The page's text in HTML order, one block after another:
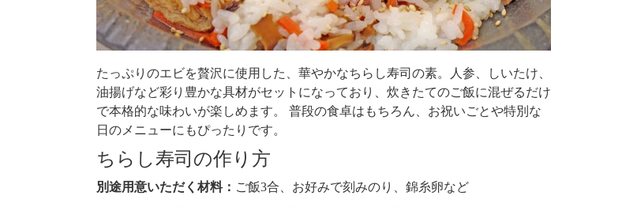
たっぷりのエビを贅沢に使用した、華やかなちらし寿司の素。人参、しいたけ、
油揚げなど彩り豊かな具材がセットになっており、炊きたてのご飯に混ぜるだけ
で本格的な味わいが楽しめます。 普段の食卓はもちろん、お祝いごとや特別な
日のメニューにもぴったりです。
ちらし寿司の作り方
別途用意いただく材料： ご飯3合、お好みで刻みのり、錦糸卵など